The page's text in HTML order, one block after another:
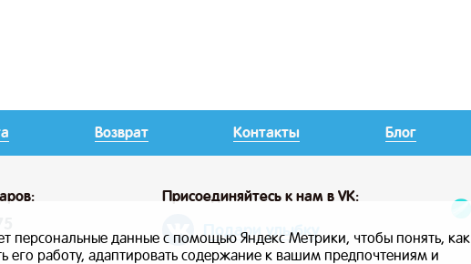
Возврат Контакты Блог
Присоединяйтесь к нам в VK:
Подари улыбку
персональные данные с помощью Яндекс Метрики, чтобы понять, как
его работу, адаптировать содержание к вашим предпочтениям и